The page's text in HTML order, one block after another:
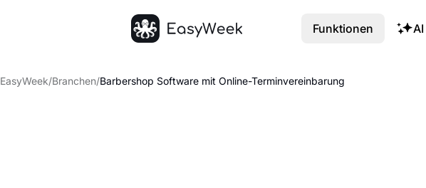
EasyWeek/Branchen/Barbershop Software mit Online-Terminvereinbarung
Funktionen AI